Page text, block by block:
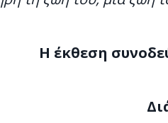
Η έκθεση